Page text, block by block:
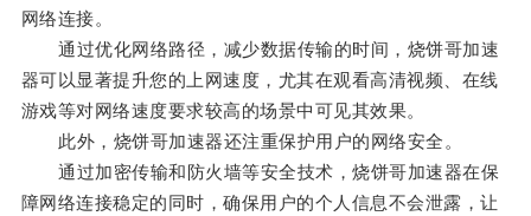
网络连接。
通过优化网络路径，减少数据传输的时间，烧饼哥加速
器可以显著提升您的上网速度，尤其在观看高清视频、在线
游戏等对网络速度要求较高的场景中可见其效果。
此外，烧饼哥加速器还注重保护用户的网络安全。
通过加密传输和防火墙等安全技术，烧饼哥加速器在保
障网络连接稳定的同时，确保用户的个人信息不会泄露，让